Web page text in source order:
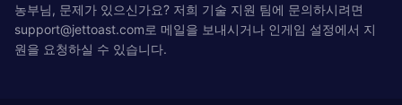
농부님, 문제가 있으신가요? 저희 기술 지원 팀에 문의하시려면
support@jettoast.com로 메일을 보내시거나 인게임 설정에서 지
원을 요청하실 수 있습니다.